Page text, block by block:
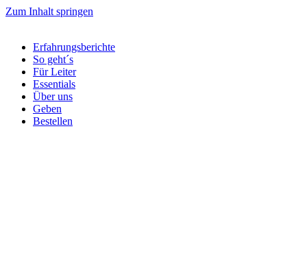
Zum Inhalt springen
Erfahrungsberichte
So geht´s
Für Leiter
Essentials
Über uns
Geben
Bestellen